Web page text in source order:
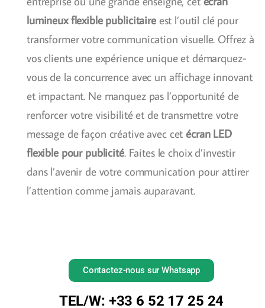
lumineux flexible publicitaireest l’outil clé pour
transformer votre communication visuelle. Offrez à
vos clients une expérience unique et démarquez-
vous de la concurrence avec un affichage innovant
et impactant. Ne manquez pas l’opportunité de
renforcer votre visibilité et de transmettre votre
message de façon créative avec cetécran LED
flexible pour publicité. Faites le choix d’investir
dans l’avenir de votre communication pour attirer
l’attention comme jamais auparavant.
Contactez-nous sur Whatsapp
TEL/W: +33 6 52 17 25 24